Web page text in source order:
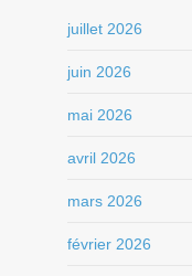
juillet 2026
juin 2026
mai 2026
avril 2026
mars 2026
février 2026